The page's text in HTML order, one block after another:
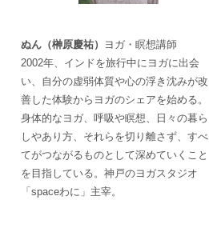
ぬん（榊原慶祐）
ヨガ・瞑想講師
2002年、インドを旅行中にヨガに出会
い、自分の虚弱体質や心の浮き沈みが改
善した体験からヨガのシェアを始める。
身体的なヨガ、呼吸や瞑想、日々の暮ら
しやあり方、それらを切り離さず、すべ
てがつながるものとして深めていくこと
を目指している。神戸のヨガスタジオ
「spaceわに」主宰。